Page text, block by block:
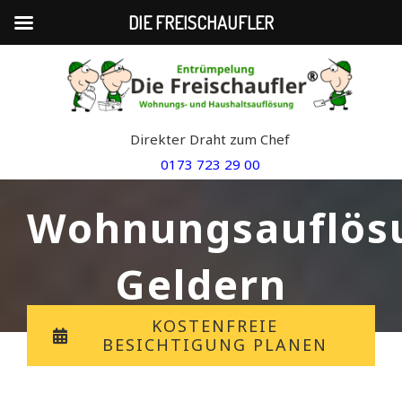
Direkter Draht zum Chef
0173 723 29 00
Geldern
KOSTENFREIE
BESICHTIGUNG PLANEN
DIE FREISCHAUFLER